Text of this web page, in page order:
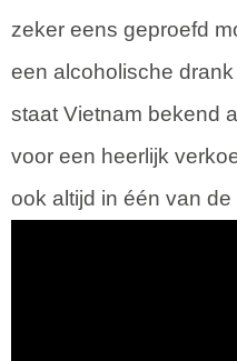
zeker eens geproefd
een alcoholische
staat Vietnam bekend
voor een heerlijk
ook altijd in één van